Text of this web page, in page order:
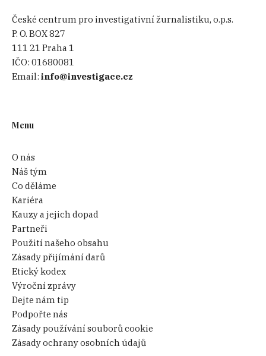
České centrum pro investigativní žurnalistiku, o.p.s.
P. O. BOX 827
111 21 Praha 1
IČO:01680081
Email:info@investigace.cz
Menu
O nás
Náš tým
Co děláme
Kariéra
Kauzy a jejich dopad
Partneři
Použití našeho obsahu
Zásady přijímání darů
Etický kodex
Výroční zprávy
Dejte nám tip
Podpořte nás
Zásady používání souborů cookie
Zásady ochrany osobních údajů